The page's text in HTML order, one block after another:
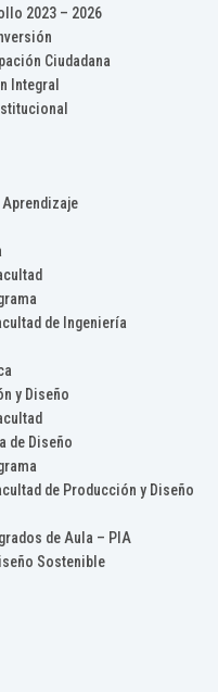
2023 – 2026
Ciudadana
Integral
de Ingeniería
y Diseño
de Diseño
de Producción y Diseño
de Aula – PIA
Sostenible